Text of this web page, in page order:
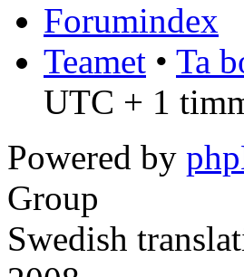
Forumindex
Teamet • Ta
UTC + 1
Powered by
Group
Swedish